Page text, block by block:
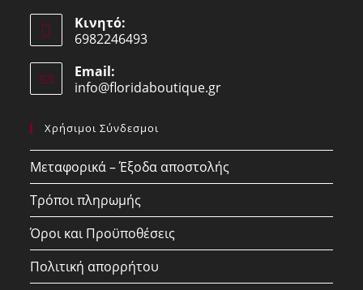
in
your
application
Κινητό:
6982246493
in
your
Email:
info@floridaboutique.grOpens
Χρήσιμοι Σύνδεσμοι
Μεταφορικά – Έξοδα αποστολής
Τρόποι πληρωμής
Όροι και Προϋποθέσεις
Πολιτική απορρήτου